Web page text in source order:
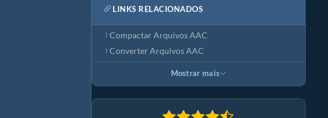
LINKS RELACIONADOS
Compactar Arquivos AAC
Converter Arquivos AAC
Mostrar mais